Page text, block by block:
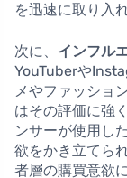
を迅速に取り入
次に、 インフル
YouTuberや
メやファッショ
はその評価に強
ンサーが使用し
欲をかき立てら
者層の購買意欲